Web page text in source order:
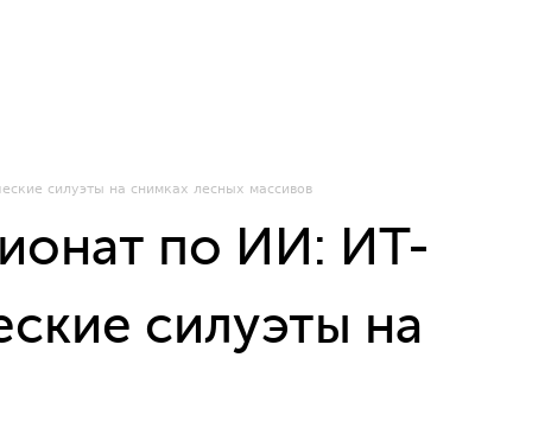
силуэты на снимках лесных массивов
по ИИ: ИТ-
силуэты на